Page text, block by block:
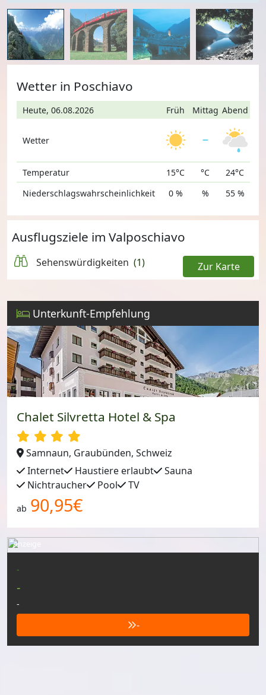
Wetter in Poschiavo
Heute, 06.08.2026
Wetter
Temperatur
Niederschlagswahrscheinlichkeit
Früh
15°C
0 %
Mittag
°C
%
Abend
24°C
55 %
Ausflugsziele im Valposchiavo
Sehenswürdigkeiten (1) Zur Karte
Unterkunft-Empfehlung
Chalet Silvretta Hotel & Spa
Samnaun, Graubünden, Schweiz
Internet
Haustiere erlaubt
Sauna
Nichtraucher
Pool TV
ab 90,95€
-
-
-
-
Anzeige